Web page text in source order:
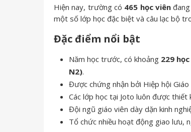
Hiện nay, trường có 465 học viên
một số lớp học đặc biệt và câu lạc bộ
Đặc điểm nổi bật
Năm học trước, có khoảng 229
N2).
Được chứng nhận bởi Hiệp hội
Các lớp học tại Joto luôn được
Đội ngũ giáo viên dày dặn kinh
Tổ chức nhiều hoạt động giao lưu,